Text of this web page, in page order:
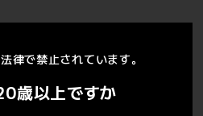
律で禁止されています。
歳以上ですか
数を合わせてください。また、
ずご記載ください。